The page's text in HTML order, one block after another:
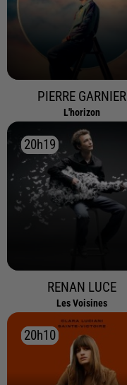
PIERRE GARNIER
L'horizon
20h19
20h19
RENAN LUCE
Les Voisines
20h10
20h10